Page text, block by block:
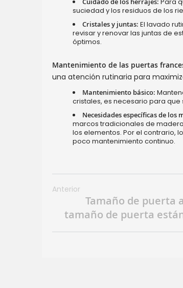
suciedad y los residuos de los
Cristales y juntas: El lavado
revisar y renovar las juntas de
óptimos.
Mantenimiento de las puertas
una atención rutinaria para
Mantenimiento básico:
cristales, es necesario para
Necesidades específicas de los
marcos tradicionales de
los elementos. Por el contrario,
poco mantenimiento continuo.
Anterior
Tamaño de puerta
tamaño de puerta